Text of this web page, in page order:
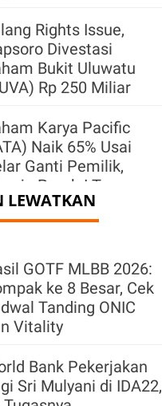
Rights Issue,
Divestasi
Bukit Uluwatu
Rp 250 Miliar
Karya Pacific
Naik 65% Usai
Ganti Pemilik,
Paruh I Turun
Berpeluang Uji
Saham
BNBR, GTSI, dan
Borong Saham
Saat IHSG
Kemarin, Cek
Banyak Dikoleksi
LEWATKAN
GOTF MLBB 2026:
ke 8 Besar, Cek
Tanding ONIC
Vitality
Bank Pekerjakan
Sri Mulyani di IDA22,